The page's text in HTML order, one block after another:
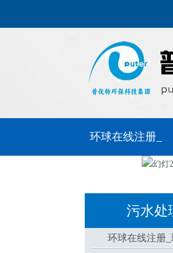
环球在线注册_
污水处
环球在线注册_